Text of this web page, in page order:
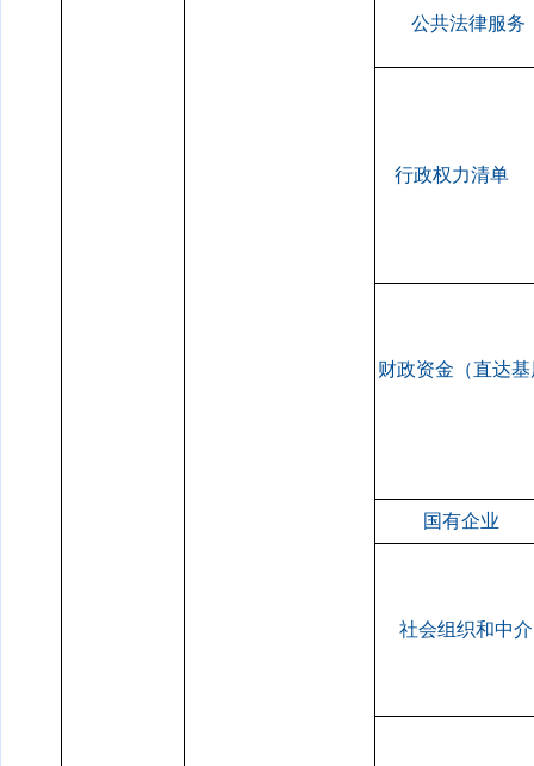
公共法律服务
行政权力清单
财政资金（直达基
国有企业
社会组织和中介